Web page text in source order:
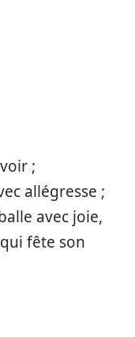
;
allégresse ;
avec joie,
fête son